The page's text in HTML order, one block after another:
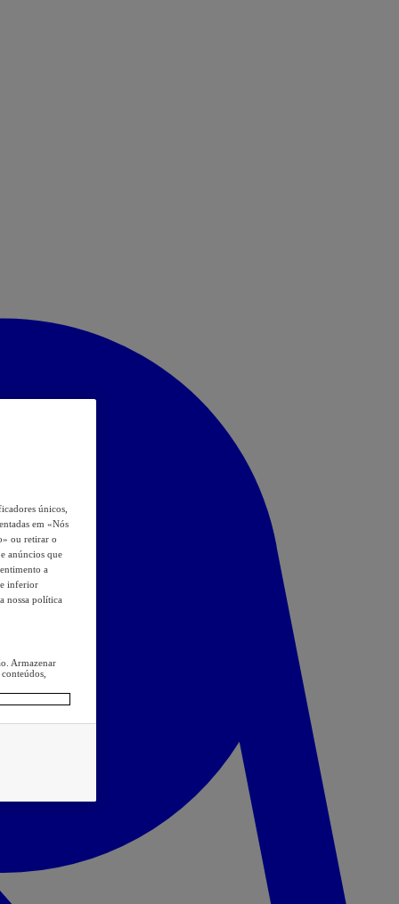
únicos,
em «Nós
ou retirar o
anúncios que
a
inferior
nossa política
Armazenar